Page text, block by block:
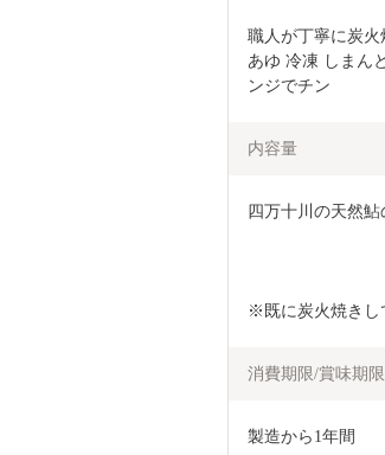
職人が丁寧に炭火焼
あゆ 冷凍 しまん
ンジでチン
内容量
四万十川の天然
※既に炭火焼きし
消費期限/賞味期限
製造から1年間